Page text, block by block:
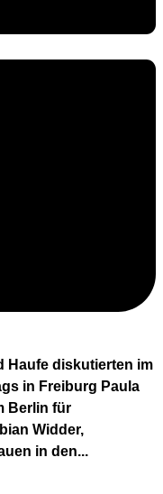
Haufe diskutierten im
in Freiburg Paula
Berlin für
Widder,
in den...